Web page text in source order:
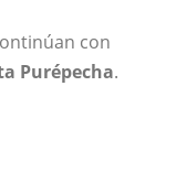
con
Purépecha.